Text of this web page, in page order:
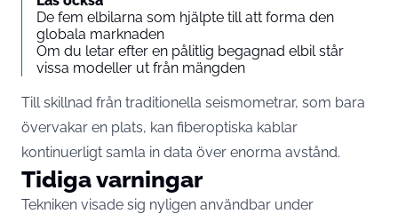
De fem elbilarna som hjälpte till att forma den
globala marknaden
Om du letar efter en pålitlig begagnad elbil står
vissa modeller ut från mängden
Till skillnad från traditionella seismometrar, som bara
övervakar en plats, kan fiberoptiska kablar
kontinuerligt samla in data över enorma avstånd.
Tidiga varningar
Tekniken visade sig nyligen användbar under